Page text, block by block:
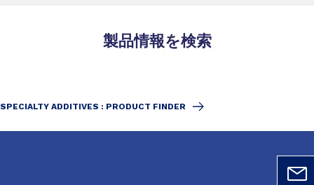
製品情報を検索
SPECIALTY ADDITIVES : PRODUCT FINDER